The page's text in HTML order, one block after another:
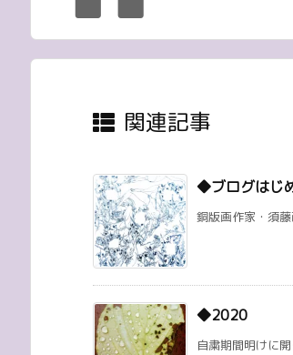
関連記事
◆ブログはじ
銅版画作家・須
◆2020
自粛期間明けに